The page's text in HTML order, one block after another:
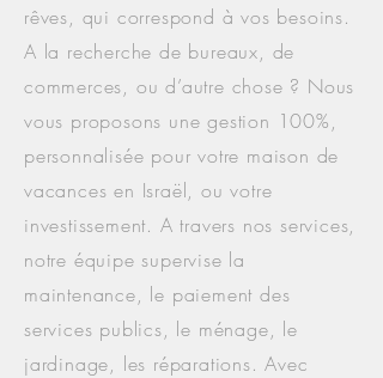
rêves, qui correspond à vos besoins.
A la recherche de bureaux, de
commerces, ou d’autre chose ? Nous
vous proposons une gestion 100%,
personnalisée pour votre maison de
vacances en Israël, ou votre
investissement. A travers nos services,
notre équipe supervise la
maintenance, le paiement des
services publics, le ménage, le
jardinage, les réparations. Avec